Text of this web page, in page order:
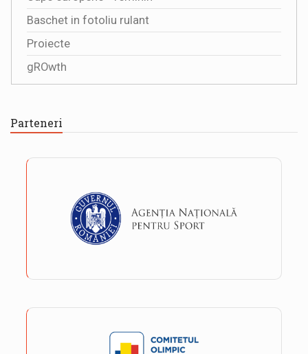
Baschet in fotoliu rulant
Proiecte
gROwth
Parteneri